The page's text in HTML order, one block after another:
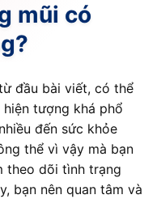
mũi có
đầu bài viết, có thể
tượng khá phổ
đến sức khỏe
thể vì vậy mà bạn
theo dõi tình trạng
bạn nên quan tâm và